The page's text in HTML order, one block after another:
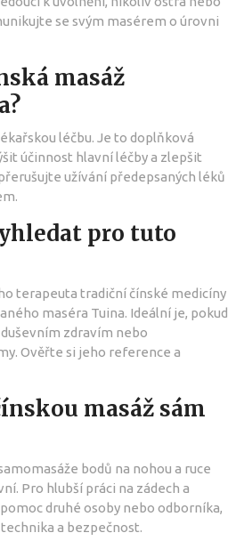
se svým masérem o úrovni
masáž
léčbu. Je to doplňková
účinnost hlavní léčby a zlepšit
užívání předepsaných léků
pro tuto
terapeuta tradiční čínské medicíny
maséra Tuina. Ideální je, pokud
zdravím nebo
Ověřte si jeho reference a
masáž sám
bodů na nohou a ruce
Pro hlubší práci na zádech a
druhé osoby nebo odborníka,
a bezpečnost.